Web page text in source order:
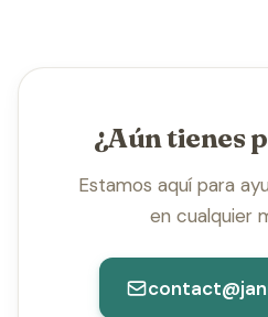
¿Aún tienes
Estamos aquí para
en cualquier